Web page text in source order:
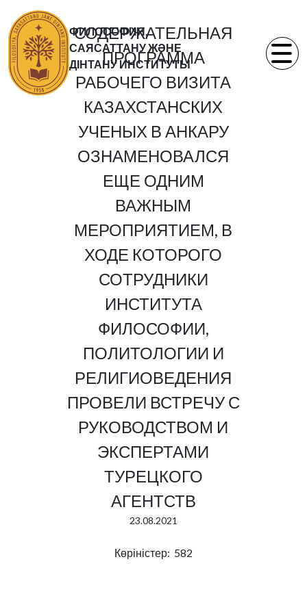
ФИЛОСОФИЯ,
САЯСАТТАНУ ЖӘНЕ
ДІНТАНУ ИНСТИТУТЫ
СОДЕРЖАТЕЛЬНАЯ
ПРОГРАММА
РАБОЧЕГО ВИЗИТА
КАЗАХСТАНСКИХ
УЧЕНЫХ В АНКАРУ
ОЗНАМЕНОВАЛСЯ
ЕЩЕ ОДНИМ
ВАЖНЫМ
МЕРОПРИЯТИЕМ, В
ХОДЕ КОТОРОГО
СОТРУДНИКИ
ИНСТИТУТА
ФИЛОСОФИИ,
ПОЛИТОЛОГИИ И
РЕЛИГИОВЕДЕНИЯ
ПРОВЕЛИ ВСТРЕЧУ С
РУКОВОДСТВОМ И
ЭКСПЕРТАМИ
ТУРЕЦКОГО
АГЕНТСТВ
23.08.2021
Көріністер: 582